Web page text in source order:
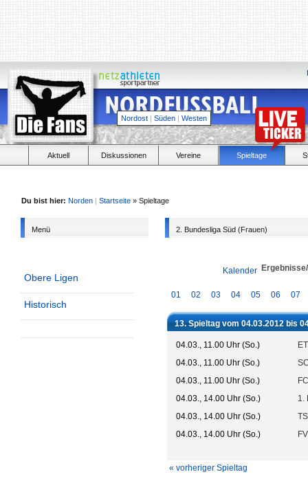
Nordost | Süden | Westen
Aktuell Diskussionen Vereine Spieltage
Du bist hier: Norden | Startseite » Spieltage
Menü
Obere Ligen
Historisch
2. Bundesliga Süd (Frauen)
Kalender
01 02 03 04 05 06 07
13. Spieltag vom 04.03.2012 bis
04.03., 11.00 Uhr (So.)
04.03., 11.00 Uhr (So.)
04.03., 11.00 Uhr (So.)
04.03., 14.00 Uhr (So.)
1.
04.03., 14.00 Uhr (So.)
04.03., 14.00 Uhr (So.)
« vorheriger Spieltag